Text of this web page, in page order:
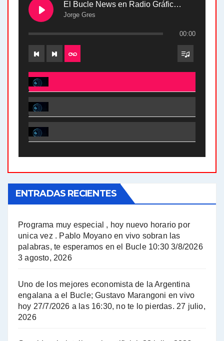
El Bucle News en Radio Gráfica. Bloque 2 . 28.04.24
Jorge Gres
00:00
El Bucle News en Radio Gráfica. Bloque 2 . 28.04.24 - Jorge Gres
El Bucle News en Radio Gráfica. Bloque 1 . 28.04.24 - Jorge Gres
El Bucle News en Radio Gráfica. Bloque 2 . 21.04.24 - Jorge Gres
A mayor poder al empresariado le cuesta encontrar resistencia - Jose Urtubey con Jorge Gres
Hugo Yasky : Día de la Militancia - Hugo Yasky con Jorge Gres
ENTRADAS RECIENTES
Programa muy especial , hoy nuevo horario por
unica vez . Pablo Moyano en vivo sobran las
palabras, te esperamos en el Bucle 10:30 3/8/2026
3 agosto, 2026
Uno de los mejores economista de la Argentina
engalana a el Bucle; Gustavo Marangoni en vivo
hoy 27/7/2026 a las 16:30, no te lo pierdas. 27 julio,
2026